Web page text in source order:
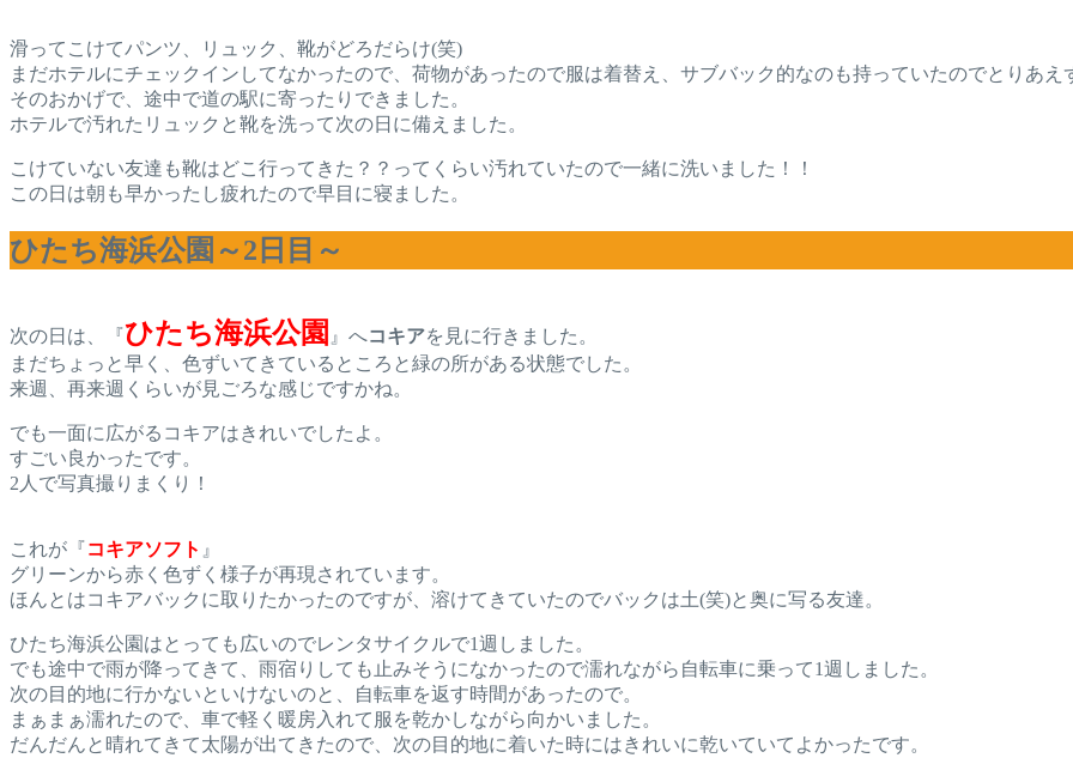
滑ってこけてパンツ、リュック、靴がどろだらけ(笑)
まだホテルにチェックインしてなかったので、荷物があったので服は着替え、サブバック的なのも持っていたのでとりあえ
そのおかげで、途中で道の駅に寄ったりできました。
ホテルで汚れたリュックと靴を洗って次の日に備えました。
こけていない友達も靴はどこ行ってきた？？ってくらい汚れていたので一緒に洗いました！！
この日は朝も早かったし疲れたので早目に寝ました。
ひたち海浜公園～2日目～
次の日は、『ひたち海浜公園 』へコキアを見に行きました。
まだちょっと早く、色ずいてきているところと緑の所がある状態でした。
来週、再来週くらいが見ごろな感じですかね。
でも一面に広がるコキアはきれいでしたよ。
すごい良かったです。
2人で写真撮りまくり！
これが『コキアソフト 』
グリーンから赤く色ずく様子が再現されています。
ほんとはコキアバックに取りたかったのですが、溶けてきていたのでバックは土(笑)と奥に写る友達。
ひたち海浜公園はとっても広いのでレンタサイクルで1週しました。
でも途中で雨が降ってきて、雨宿りしても止みそうになかったので濡れながら自転車に乗って1週しました。
次の目的地に行かないといけないのと、自転車を返す時間があったので。
まぁまぁ濡れたので、車で軽く暖房入れて服を乾かしながら向かいました。
だんだんと晴れてきて太陽が出てきたので、次の目的地に着いた時にはきれいに乾いていてよかったです。